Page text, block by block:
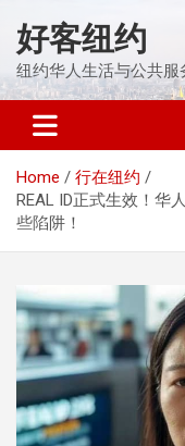
content
好客纽约
纽约华人生活与公共服
Home
行在纽约
REAL ID正式生效！华
些陷阱！